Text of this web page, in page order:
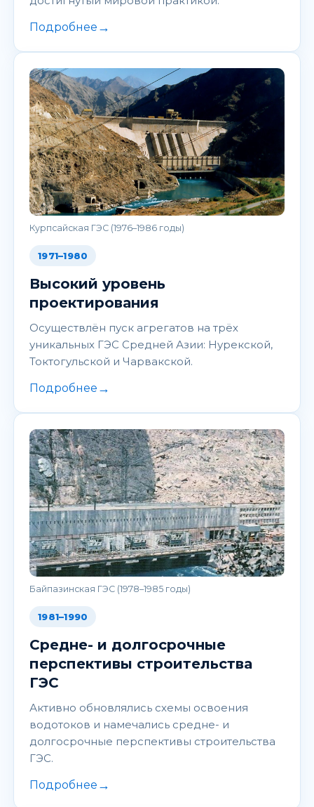
Подробнее →
Курпсайская ГЭС (1976–1986 годы)
1971–1980
Высокий уровень
проектирования
Осуществлён пуск агрегатов на трёх
уникальных ГЭС Средней Азии: Нурекской,
Токтогульской и Чарвакской.
Подробнее →
Байпазинская ГЭС (1978–1985 годы)
1981–1990
Средне- и долгосрочные
перспективы строительства
ГЭС
Активно обновлялись схемы освоения
водотоков и намечались средне- и
долгосрочные перспективы строительства
ГЭС.
Подробнее →